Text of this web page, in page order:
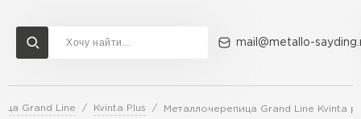
mail@metallo-
Grand Line Kvinta Plus Металлочерепица Grand Line Kvinta
Доставка и оплата Акции О компании Контакты